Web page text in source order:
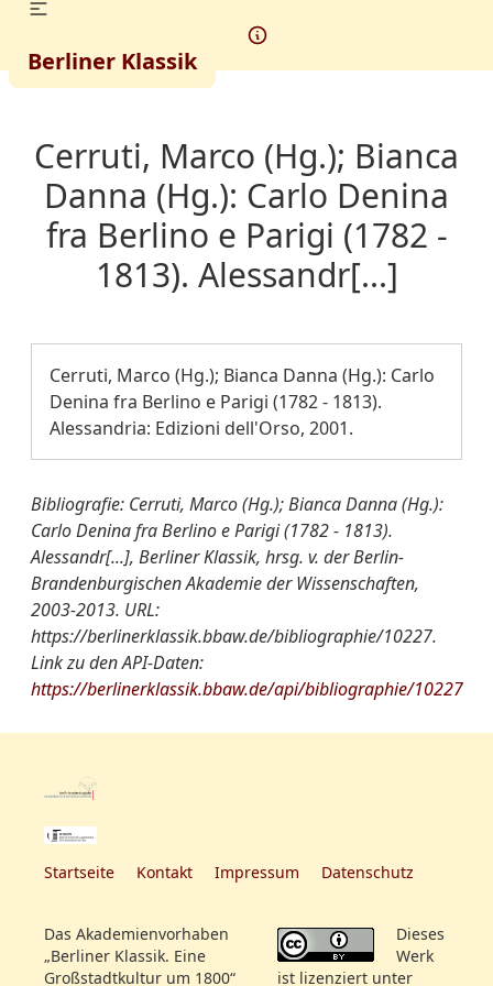
Berliner Klassik
Cerruti, Marco (Hg.); Bianca
Danna (Hg.): Carlo Denina
fra Berlino e Parigi (1782 -
1813). Alessandr[...]
Cerruti, Marco (Hg.); Bianca Danna (Hg.): Carlo
Denina fra Berlino e Parigi (1782 - 1813).
Alessandria: Edizioni dell'Orso, 2001.
Bibliografie: Cerruti, Marco (Hg.); Bianca Danna (Hg.):
Carlo Denina fra Berlino e Parigi (1782 - 1813).
Alessandr[...], Berliner Klassik, hrsg. v. der Berlin-
Brandenburgischen Akademie der Wissenschaften,
2003-2013. URL:
https://berlinerklassik.bbaw.de/bibliographie/10227.
Link zu den API-Daten:
https://berlinerklassik.bbaw.de/api/bibliographie/10227
Startseite Kontakt Impressum Datenschutz
Das Akademienvorhaben
„Berliner Klassik. Eine
Großstadtkultur um 1800“
Dieses
Werk
ist lizenziert unter